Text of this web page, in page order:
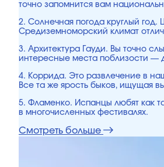
точно запомнится вам
2. Солнечная погода круглый год.
Средиземноморский климат
3. Архитектура Гауди. Вы точно
интересные места поблизости —
4. Коррида. Это развлечение в
Все та же ярость быков, ищущая
5. Фламенко. Испанцы любят как
в многочисленных фестивалях.
Смотреть больше